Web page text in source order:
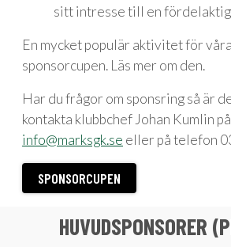
sitt intresse till en fördelaktig
En mycket populär aktivitet för
sponsorcupen. Läs mer om den.
Har du frågor om sponsring så är
kontakta klubbchef Johan Kumlin på
info@marksgk.se eller på telefon
SPONSORCUPEN
HUVUDSPONSORER